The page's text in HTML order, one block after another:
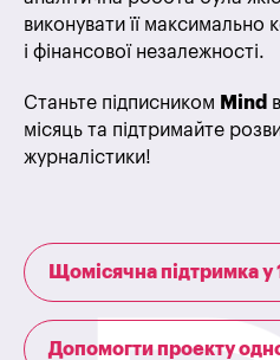
виконувати її
і фінансової незалежності.
Станьте підписником Mind
місяць та підтримайте
журналістики!
Щомісячна підтримка у
Допомогти проекту